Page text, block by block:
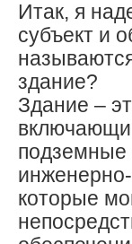
Итак, я
субъект и
здание?
Здание –
подземные
которые